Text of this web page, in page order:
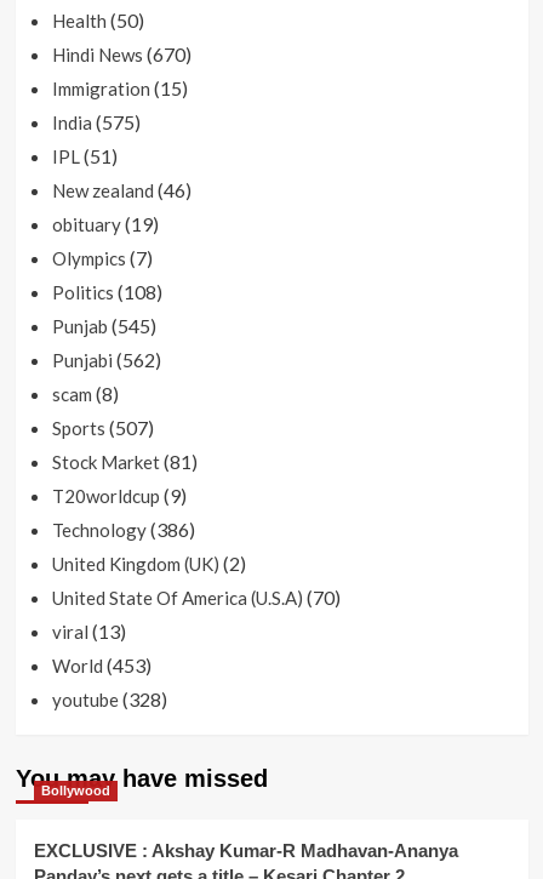
Health (50)
Hindi News (670)
Immigration (15)
India (575)
IPL(51)
New zealand (46)
obituary(19)
Olympics (7)
Politics (108)
Punjab (545)
Punjabi (562)
scam (8)
Sports (507)
Stock Market(81)
T20worldcup (9)
Technology(386)
United Kingdom (UK) (2)
United State Of America (U.S.A) (70)
viral (13)
World (453)
youtube(328)
You may have missed
Bollywood
EXCLUSIVE : Akshay Kumar-R Madhavan-Ananya